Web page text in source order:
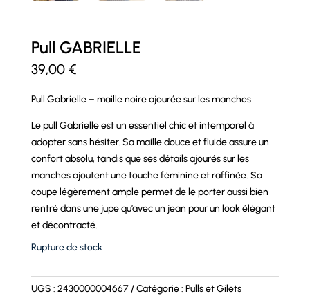
Pull GABRIELLE
39,00 €
Pull Gabrielle – maille noire ajourée sur les manches
Le pull Gabrielle est un essentiel chic et intemporel à
adopter sans hésiter. Sa maille douce et fluide assure un
confort absolu, tandis que ses détails ajourés sur les
manches ajoutent une touche féminine et raffinée. Sa
coupe légèrement ample permet de le porter aussi bien
rentré dans une jupe qu’avec un jean pour un look élégant
et décontracté.
Rupture de stock
UGS : 2430000004667 Catégorie : Pulls et Gilets